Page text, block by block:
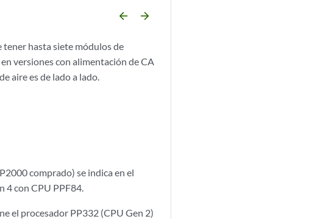
arrow_backward arrow_forward
hasta siete módulos de
versiones con alimentación de CA
aire es de lado a lado.
comprado) se indica en el
4 con CPU PPF84.
el procesador PP332 (CPU Gen 2)